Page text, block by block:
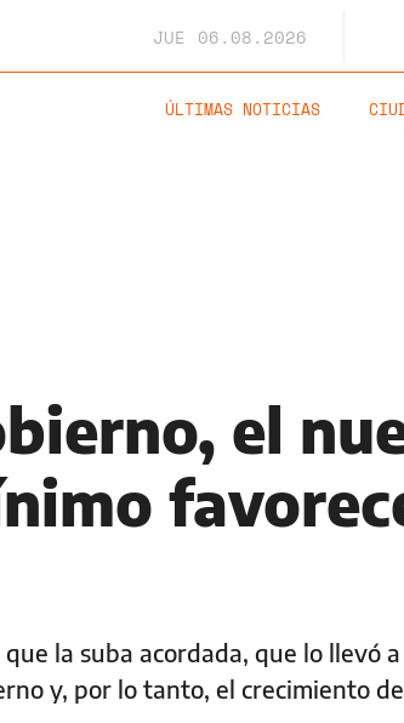
JUE 06.08.2026
ÚLTIMAS NOTICIAS
el
la suba acordada, que lo llevó
y, por lo tanto, el crecimiento